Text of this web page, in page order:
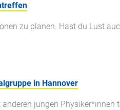
zu planen. Hast du Lust
in Hannover
jungen Physiker*innen